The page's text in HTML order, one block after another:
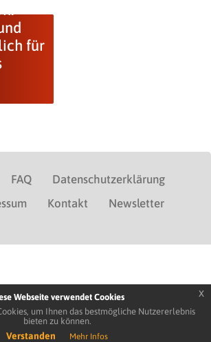
für
FAQ
Datenschutzerklärung
Kontakt Newsletter
Webseite verwendet Cookies
um Ihnen das bestmögliche Nutzererlebnis
bieten zu können.
Verstanden Mehr Infos
x